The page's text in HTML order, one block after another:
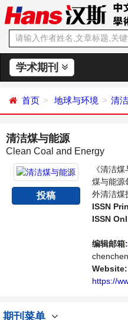
学术期刊
首页 地球与环境 清
清洁煤与能源
Clean Coal and Energy
投稿
《清洁
煤与能源
外清洁煤
新成果介
和专业评
分享和讨
的交流平
ISSN
ISSN
编辑邮箱:
chenchen
Website:
https://
期刊菜单